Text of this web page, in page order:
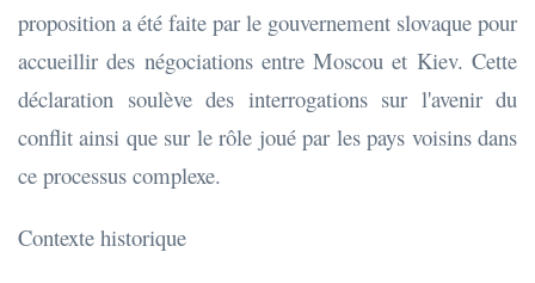
proposition a été faite par le gouvernement slovaque pour
accueillir des négociations entre Moscou et Kiev. Cette
déclaration soulève des interrogations sur l'avenir du
conflit ainsi que sur le rôle joué par les pays voisins dans
ce processus complexe.
Contexte historique